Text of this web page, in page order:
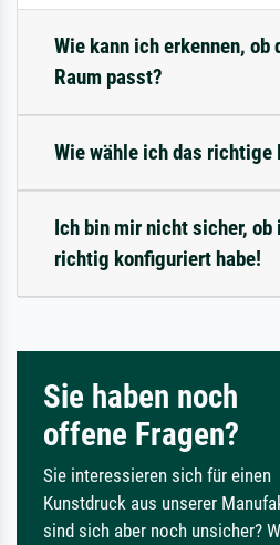
Wie kann ich erkennen, ob
Raum passt?
Wie wähle ich das richtige
Ich bin mir nicht sicher,
richtig konfiguriert habe!
Sie haben noch
offene Fragen?
Sie interessieren sich für einen
Kunstdruck aus unserer
sind sich aber noch unsicher?